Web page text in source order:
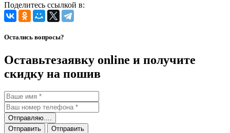
Поделитесь ссылкой в:
Остались вопросы?
Оставьтезаявку online и получите
скидку на пошив
Отправляю....
Отправить
Отправить